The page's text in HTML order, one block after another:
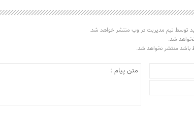
توسط تیم مدیریت در وب منتشر خواهد شد.
شد.
باشد منتشر نخواهد شد.